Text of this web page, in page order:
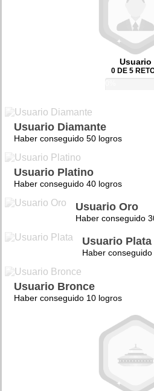
Usuario
0 DE 5
Usuario Diamante
Haber conseguido 50 logros
Usuario Platino
Haber conseguido 40 logros
Usuario Oro
Haber conseguido
Usuario Plata
Haber
Usuario Bronce
Haber conseguido 10 logros